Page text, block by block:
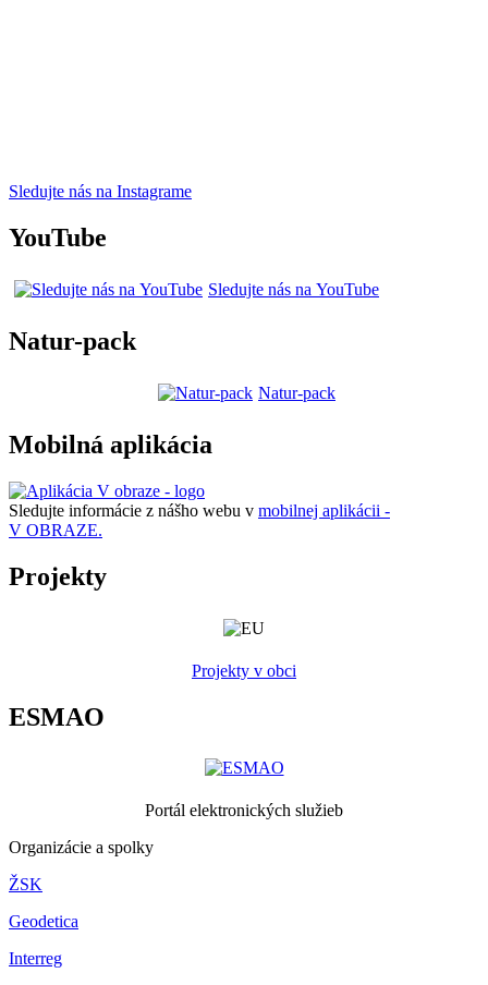
Sledujte nás na Instagrame
YouTube
Sledujte nás na YouTube
Natur-pack
Natur-pack
Mobilná aplikácia
Sledujte informácie z nášho webu v mobilnej aplikácii -
V OBRAZE.
Projekty
Projekty v obci
ESMAO
Portál elektronických služieb
Organizácie a spolky
ŽSK
Geodetica
Interreg